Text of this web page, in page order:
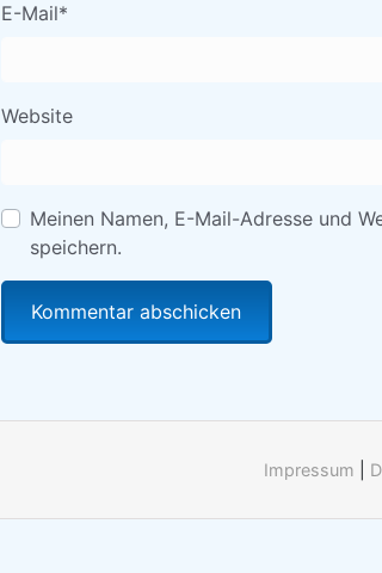
E-Mail*
Website
Meinen Namen, E-Mail-Adresse und
speichern.
Impressum